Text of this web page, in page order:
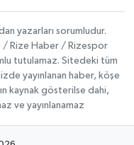
yazarları sorumludur.
/ Rize Haber / Rizespor
tutulamaz. Sitedeki tüm
yayınlanan haber, köşe
kaynak gösterilse dahi,
ve yayınlanamaz